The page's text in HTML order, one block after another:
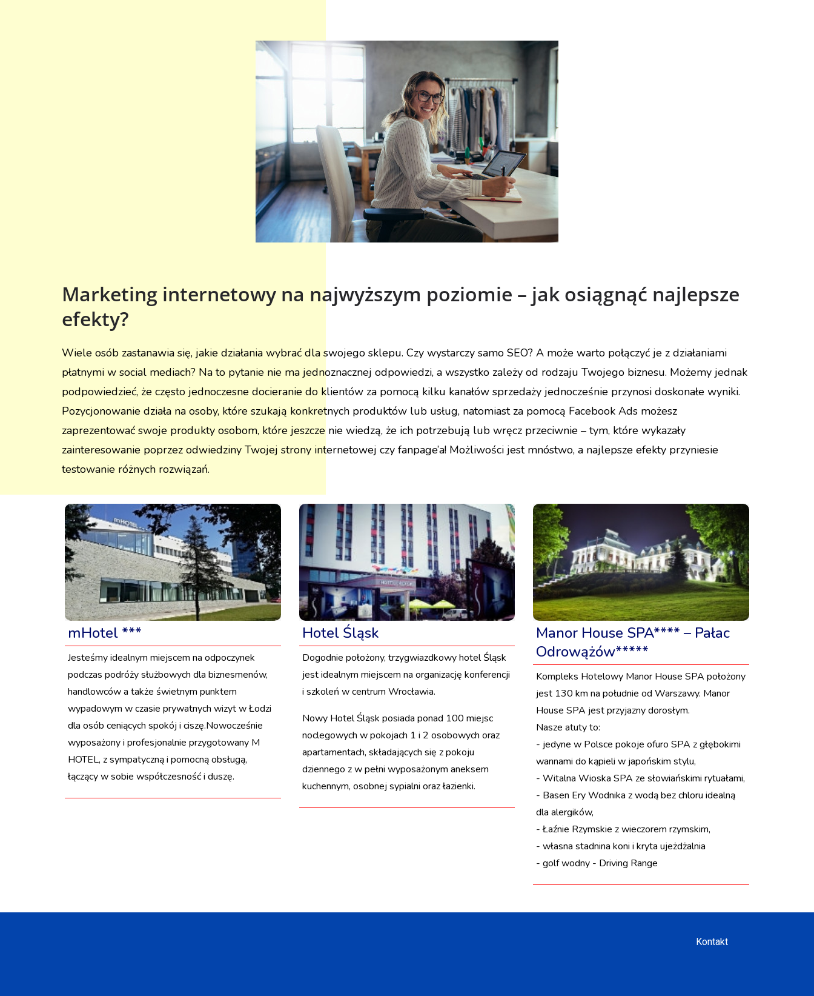
Marketing internetowy na najwyższym poziomie – jak osiągnąć najlepsze
efekty?
Wiele osób zastanawia się, jakie działania wybrać dla swojego sklepu. Czy wystarczy samo SEO? A może warto połączyć je z działaniami
płatnymi w social mediach? Na to pytanie nie ma jednoznacznej odpowiedzi, a wszystko zależy od rodzaju Twojego biznesu. Możemy jednak
podpowiedzieć, że często jednoczesne docieranie do klientów za pomocą kilku kanałów sprzedaży jednocześnie przynosi doskonałe wyniki.
Pozycjonowanie działa na osoby, które szukają konkretnych produktów lub usług, natomiast za pomocą Facebook Ads możesz
zaprezentować swoje produkty osobom, które jeszcze nie wiedzą, że ich potrzebują lub wręcz przeciwnie – tym, które wykazały
zainteresowanie poprzez odwiedziny Twojej strony internetowej czy fanpage’a! Możliwości jest mnóstwo, a najlepsze efekty przyniesie
testowanie różnych rozwiązań.
mHotel ***
Jesteśmy idealnym miejscem na odpoczynek
podczas podróży służbowych dla biznesmenów,
handlowców a także świetnym punktem
wypadowym w czasie prywatnych wizyt w Łodzi
dla osób ceniących spokój i ciszę.Nowocześnie
wyposażony i profesjonalnie przygotowany M
HOTEL, z sympatyczną i pomocną obsługą,
łączący w sobie współczesność i duszę.
Hotel Śląsk
Dogodnie położony, trzygwiazdkowy hotel Śląsk
jest idealnym miejscem na organizację konferencji
i szkoleń w centrum Wrocławia.
Nowy Hotel Śląsk posiada ponad 100 miejsc
noclegowych w pokojach 1 i 2 osobowych oraz
apartamentach, składających się z pokoju
dziennego z w pełni wyposażonym aneksem
kuchennym, osobnej sypialni oraz łazienki.
Manor House SPA**** – Pałac
Odrowążów*****
Kompleks Hotelowy Manor House SPA położony
jest 130 km na południe od Warszawy. Manor
House SPA jest przyjazny dorosłym.
Nasze atuty to:
- jedyne w Polsce pokoje ofuro SPA z głębokimi
wannami do kąpieli w japońskim stylu,
- Witalna Wioska SPA ze słowiańskimi rytuałami,
- Basen Ery Wodnika z wodą bez chloru idealną
dla alergików,
- Łaźnie Rzymskie z wieczorem rzymskim,
- własna stadnina koni i kryta ujeżdżalnia
- golf wodny - Driving Range
Kontakt